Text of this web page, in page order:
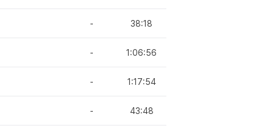
- 38:18
- 1:06:56
- 1:17:54
- 43:48